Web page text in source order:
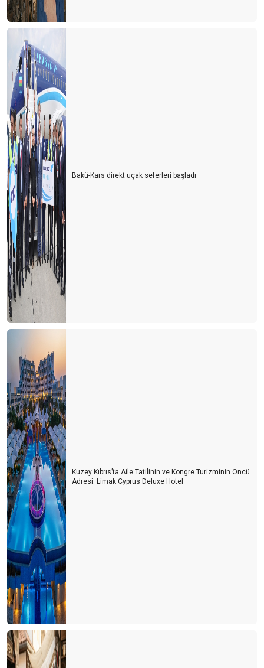
Bakü-Kars direkt uçak seferleri başladı
Kuzey Kıbrıs’ta Aile Tatilinin ve Kongre Turizminin Öncü
Adresi: Limak Cyprus Deluxe Hotel